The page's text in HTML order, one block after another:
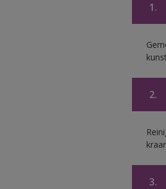
1.
2.
3.